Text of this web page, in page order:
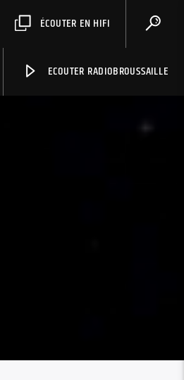
ÉCOUTER EN HIFI
ECOUTER RADIOBROUSSAILLE